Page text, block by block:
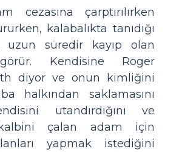
cezasına çarptırılırken
kalabalıkta tanıdığı
uzun süredir kayıp olan
görür. Kendisine Roger
diyor ve onun kimliğini
halkından saklamasını
utandırdığını ve
kalbini çalan adam için
yapmak istediğini